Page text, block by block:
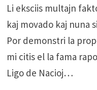
Li eksciis multajn
kaj movado kaj nuna
Por demonstri la
mi citis el la fama
Ligo de Nacioj…